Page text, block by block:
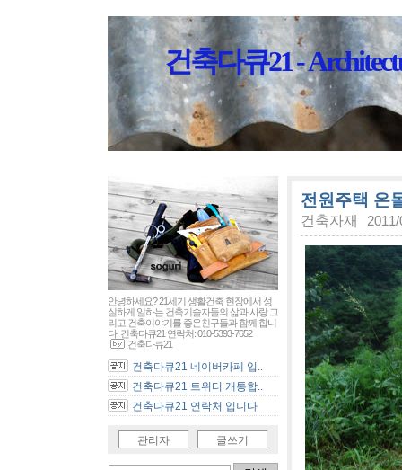
건축다큐21 -
전원주택 온
건축자재
안녕하세요? 21세기 생활건축 현장에서 성
실하게 일하는 건축기술자들의 삶과 사랑 그
리고 건축이야기를 좋은친구들과 함께 합니
다. 건축다큐21 연락처: 010-5393-7652
건축다큐21
건축다큐21 네이버카페 입..
건축다큐21 트위터 개통합..
건축다큐21 연락처 입니다
관리자 글쓰기